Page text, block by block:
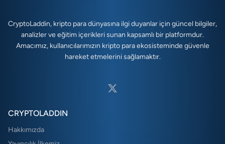
CryptoLaddin, kripto para dünyasına ilgi duyanlar için güncel bilgiler,
analizler ve eğitim içerikleri sunan kapsamlı bir platformdur.
Amacımız, kullanıcılarımızın kripto para ekosisteminde güvenle
hareket etmelerini sağlamaktır.
CRYPTOLADDIN
Hakkımızda